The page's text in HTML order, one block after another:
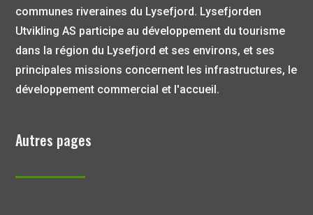
communes riveraines du Lysefjord. Lysefjorden
Utvikling AS participe au développement du tourisme
dans la région du Lysefjord et ses environs, et ses
principales missions concernent les infrastructures, le
développement commercial et l'accueil.
Autres pages